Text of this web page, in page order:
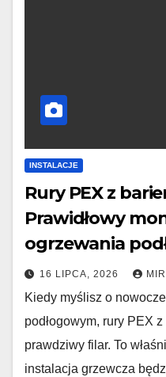
INSTALACJE
Rury PEX z
Prawidłowy
ogrzewania
16 LIPCA, 2026
Kiedy myślisz o
podłogowym, rury PEX
prawdziwy filar. To
instalacja grzewcza